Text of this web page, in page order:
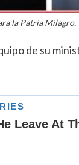
la Patria Milagro.
de su